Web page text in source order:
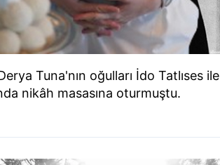
Tuna'nın oğulları İdo Tatlıses ile
nikâh masasına oturmuştu.